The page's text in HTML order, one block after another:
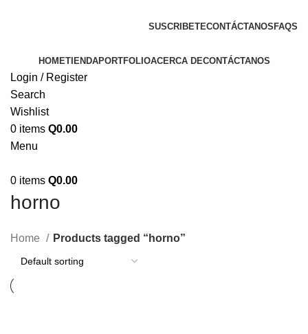
SUSCRIBETECONTÁCTANOS FAQS
HOMETIENDAPORTFOLIOACERCA DECONTÁCTANOS
Login / Register
Search
Wishlist
0 items Q0.00
Menu
0 items Q0.00
horno
Home Products tagged “horno”